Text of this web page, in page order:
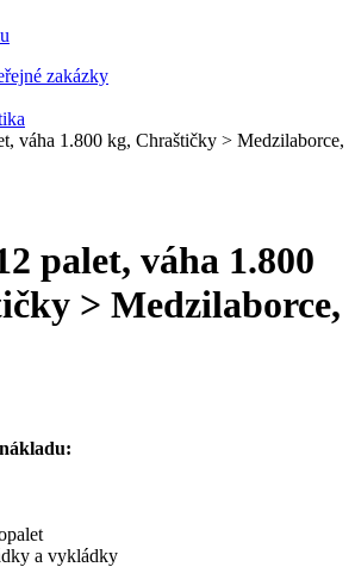
váha 1.800 kg, Chraštičky > Medzilaborce,
palet, váha 1.800
> Medzilaborce,
a vykládky